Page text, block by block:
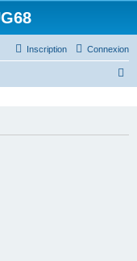
Connexion
Inscription